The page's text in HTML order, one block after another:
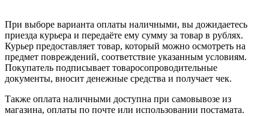
При выборе варианта оплаты наличными, вы дожидаетесь
приезда курьера и передаёте ему сумму за товар в рублях.
Курьер предоставляет товар, который можно осмотреть на
предмет повреждений, соответствие указанным условиям.
Покупатель подписывает товаросопроводительные
документы, вносит денежные средства и получает чек.
Также оплата наличными доступна при самовывозе из
магазина, оплаты по почте или использовании постамата.